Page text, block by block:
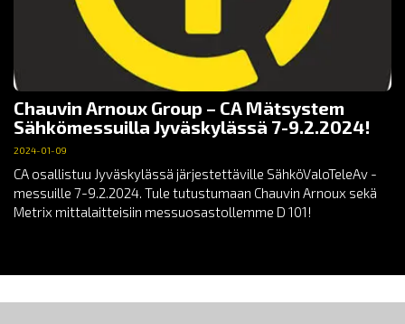
Chauvin Arnoux Group – CA Mätsystem
Sähkömessuilla Jyväskylässä 7-9.2.2024!
2024-01-09
CA osallistuu Jyväskylässä järjestettäville SähköValoTeleAv -
messuille 7-9.2.2024. Tule tutustumaan Chauvin Arnoux sekä
Metrix mittalaitteisiin messuosastollemme D 101!